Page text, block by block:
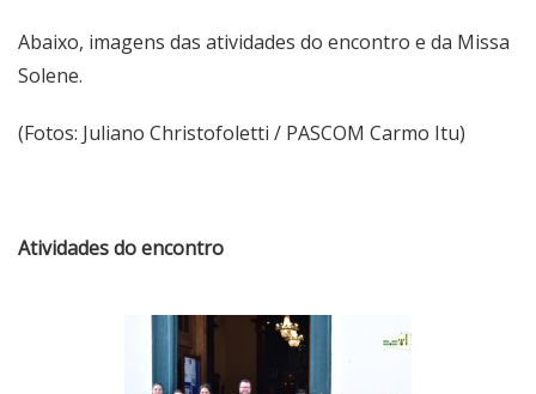
Abaixo, imagens das atividades do encontro e da Missa
Solene.
(Fotos: Juliano Christofoletti / PASCOM Carmo Itu)
Atividades do encontro